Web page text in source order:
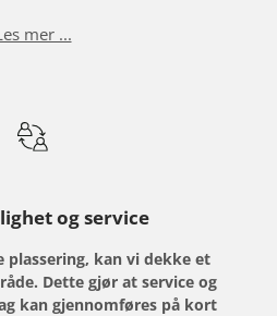
mer ...
og service
plassering, kan vi dekke et
Dette gjør at service og
kan gjennomføres på kort